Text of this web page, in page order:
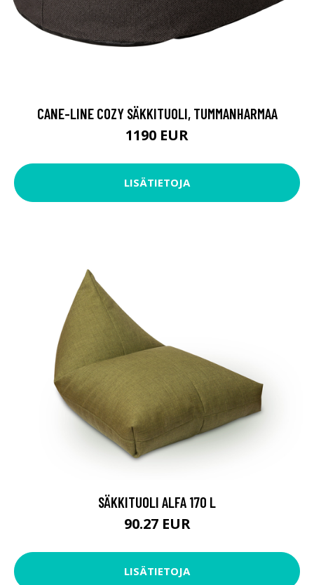
CANE-LINE COZY SÄKKITUOLI, TUMMANHARMAA
1190 EUR
LISÄTIETOJA
SÄKKITUOLI ALFA 170 L
90.27 EUR
LISÄTIETOJA